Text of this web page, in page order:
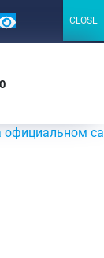
Версия
сайте
CLOSE
CLOSE